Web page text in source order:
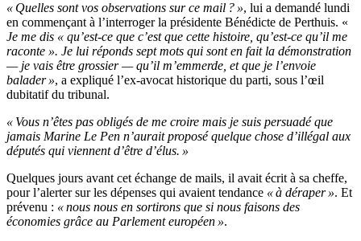
« Quelles sont vos observations sur ce mail ? », lui a demandé lundi
en commençant à l’interroger la présidente Bénédicte de Perthuis. «
Je me dis « qu’est-ce que c’est que cette histoire, qu’est-ce qu’il me
raconte ». Je lui réponds sept mots qui sont en fait la démonstration
— je vais être grossier — qu’il m’emmerde, et que je l’envoie
balader », a expliqué l’ex-avocat historique du parti, sous l’œil
dubitatif du tribunal.
« Vous n’êtes pas obligés de me croire mais je suis persuadé que
jamais Marine Le Pen n’aurait proposé quelque chose d’illégal aux
députés qui viennent d’être d’élus. »
Quelques jours avant cet échange de mails, il avait écrit à sa cheffe,
pour l’alerter sur les dépenses qui avaient tendance « à déraper ». Et
prévenu : « nous nous en sortirons que si nous faisons des
économies grâce au Parlement européen ».